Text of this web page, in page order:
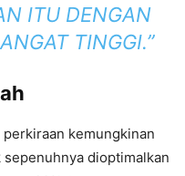
ITU DENGAN
TINGGI.”
kemungkinan
dioptimalkan